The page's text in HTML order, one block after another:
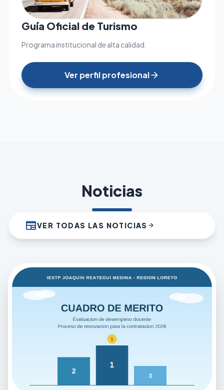
Guía Oficial de Turismo
Programa institucional de alta calidad.
Ver perfil profesionalarrow_forward
Noticias
newspaperVER TODAS LAS NOTICIAS arrow_forward